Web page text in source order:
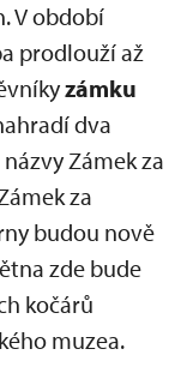
V období
prodlouží až
zámku
dva
Zámek za
za
budou nově
zde bude
kočárů
muzea.